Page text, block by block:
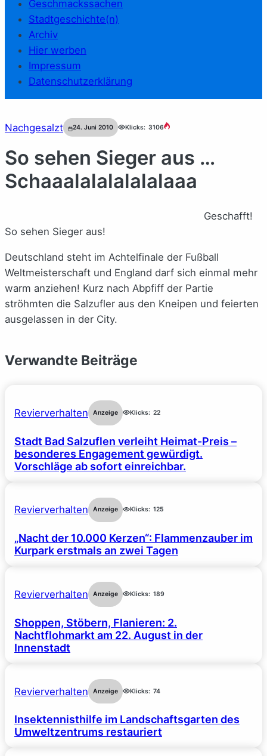
Geschmackssachen
Stadtgeschichte(n)
Archiv
Hier werben
Impressum
Datenschutzerklärung
Nachgesalzt 24. Juni 2010 Klicks: 3106
So sehen Sieger aus …
Schaaalalalalalalaaa
So sehen Sieger aus!
Geschafft!
Deutschland steht im Achtelfinale der Fußball
Weltmeisterschaft und England darf sich einmal mehr
warm anziehen! Kurz nach Abpfiff der Partie
ströhmten die Salzufler aus den Kneipen und feierten
ausgelassen in der City.
Verwandte Beiträge
Revierverhalten Anzeige Klicks: 22
Stadt Bad Salzuflen verleiht Heimat-Preis –
besonderes Engagement gewürdigt.
Vorschläge ab sofort einreichbar.
Revierverhalten Anzeige Klicks: 125
„Nacht der 10.000 Kerzen“: Flammenzauber im
Kurpark erstmals an zwei Tagen
Revierverhalten Anzeige Klicks: 189
Shoppen, Stöbern, Flanieren: 2.
Nachtflohmarkt am 22. August in der
Innenstadt
Revierverhalten Anzeige Klicks: 74
Insektennisthilfe im Landschaftsgarten des
Umweltzentrums restauriert